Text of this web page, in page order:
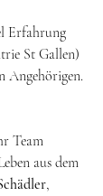
Erfahrung
St Gallen)
Angehörigen.
Team
aus dem
,